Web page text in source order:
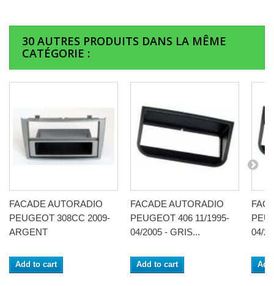
30 AUTRES PRODUITS DANS LA MÊME
CATÉGORIE :
FACADE AUTORADIO
PEUGEOT 308CC 2009-
ARGENT
Add to cart
FACADE AUTORADIO
PEUGEOT 406 11/1995-
04/2005 - GRIS...
Add to cart
04/